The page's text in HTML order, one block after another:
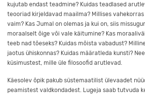
kujutab endast teadmine? Kuidas teadlased
teooriad kirjeldavad maailma? Millises vahekorras
vaim? Kas Jumal on olemas ja kui on, siis
moraalselt õige või vale käitumine? Kas
teeb nad tõeseks? Kuidas mõista vabadust?
jaotus ühiskonnas? Kuidas määratleda kunsti?
küsimustest, mille üle filosoofid arutlevad.
Käesolev õpik pakub süstemaatilist ülevaadet
peamistest valdkondadest. Lugeja saab tutvuda